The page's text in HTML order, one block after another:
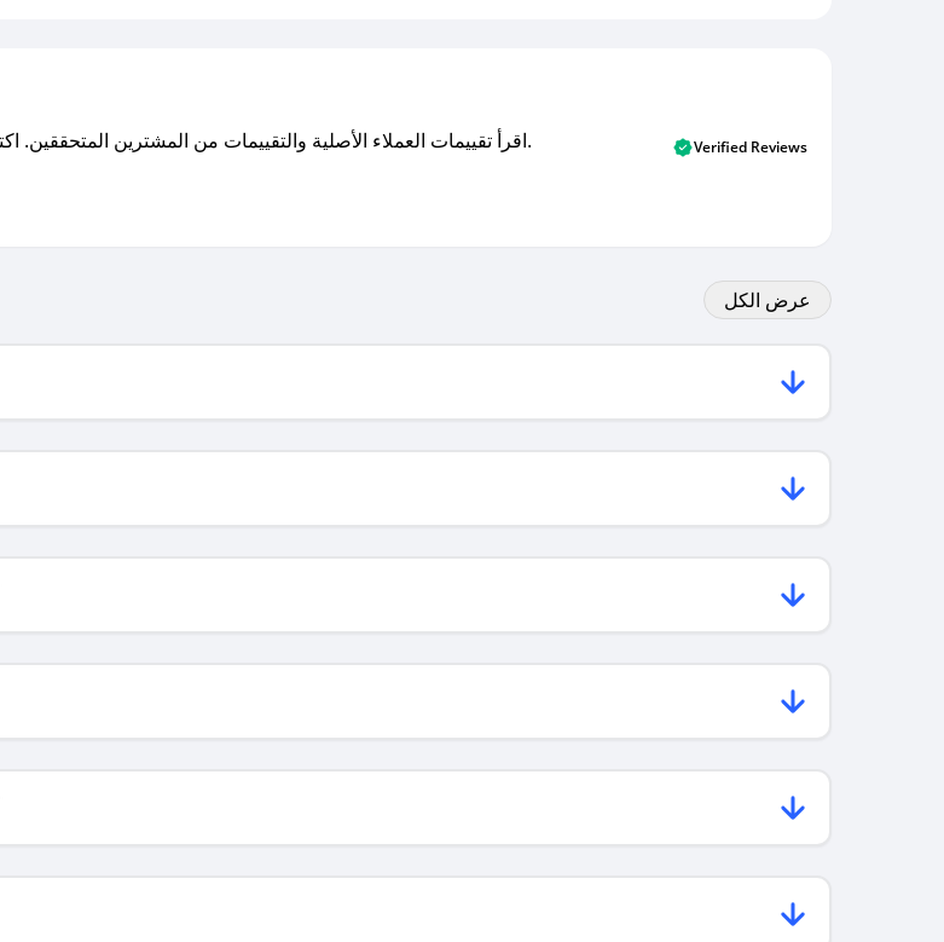
اقرأ تقييمات العملاء الأصلية والتقييمات من المشترين المتحققين. اكتشف ما يعتقده المستخدمون الحقيقيون حول خدمتنا وتعلم من تجاربهم. Verified Reviews
عرض الكل